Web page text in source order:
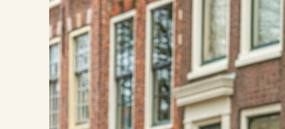
Inklappen